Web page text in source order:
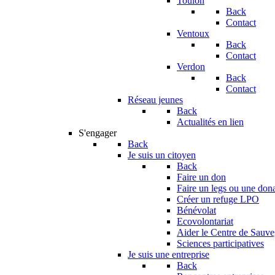
Back
Contact
Ventoux
Back
Contact
Verdon
Back
Contact
Réseau jeunes
Back
Actualités en lien
S'engager
Back
Je suis un citoyen
Back
Faire un don
Faire un legs ou une
Créer un refuge LPO
Bénévolat
Ecovolontariat
Aider le Centre de
Sciences participatives
Je suis une entreprise
Back